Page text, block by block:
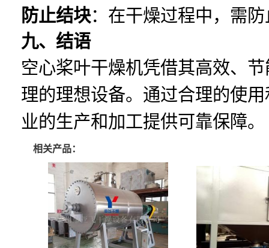
防止结块：在干燥过程中，需
九、结语
空心桨叶干燥机凭借其高效、
理的理想设备。通过合理的使
业的生产和加工提供可靠保障。
相关产品：